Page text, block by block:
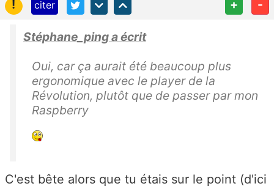
!
citer + -
Stéphane_ping a écrit
Oui, car ça aurait été beaucoup plus
ergonomique avec le player de la
Révolution, plutôt que de passer par mon
Raspberry
C'est bête alors que tu étais sur le point (d'ici